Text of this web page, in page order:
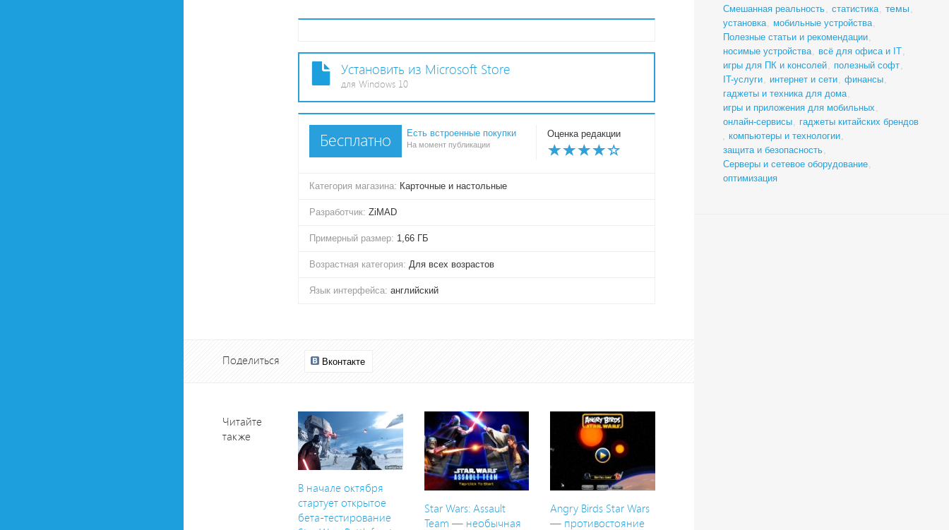
Установить из Microsoft Store
для Windows 10
Бесплатно Есть встроенные покупки
На момент публикации
Оценка редакции
Категория магазина: Карточные и настольные
Разработчик: ZiMAD
Примерный размер: 1,66 ГБ
Возрастная категория: Для всех возрастов
Язык интерфейса: английский
Поделиться Вконтакте
Читайте
также
В начале октября
стартует открытое
бета-тестирование
Star Wars: Assault
Team — необычная
Angry Birds Star Wars
— противостояние
Смешанная реальность, статистика, темы ,
установка, мобильные устройства,
Полезные статьи и рекомендации,
носимые устройства, всё для офиса и IT,
игры для ПК и консолей, полезный софт,
IT-услуги, интернет и сети, финансы,
гаджеты и техника для дома,
игры и приложения для мобильных ,
онлайн-сервисы, гаджеты китайских брендов
, компьютеры и технологии,
защита и безопасность,
Серверы и сетевое оборудование,
оптимизация